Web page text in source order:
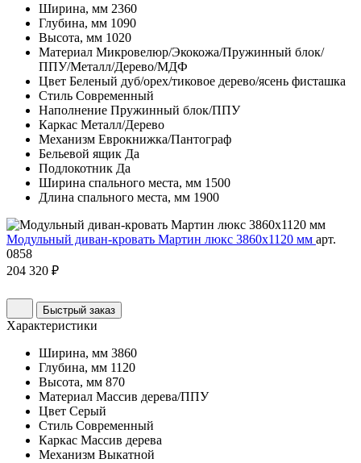
Ширина, мм 2360
Глубина, мм 1090
Высота, мм 1020
Материал Микровелюр/Экокожа/Пружинный блок/
ППУ/Металл/Дерево/МДФ
Цвет Беленый дуб/орех/тиковое дерево/ясень фисташка
Стиль Современный
Наполнение Пружинный блок/ППУ
Каркас Металл/Дерево
Механизм Еврокнижка/Пантограф
Бельевой ящик Да
Подлокотник Да
Ширина спального места, мм 1500
Длина спального места, мм 1900
Модульный диван-кровать Мартин люкс 3860х1120 мм арт.
0858
204 320 ₽
Быстрый заказ
Характеристики
Ширина, мм 3860
Глубина, мм 1120
Высота, мм 870
Материал Массив дерева/ППУ
Цвет Серый
Стиль Современный
Каркас Массив дерева
Механизм Выкатной